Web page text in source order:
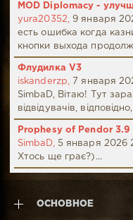
MOD Diplomacy -
yura20352, 9 января
есть ошибка когда
кнопки выхода
Флудилка V3
iskanderzp, 7 января
SimbaD, Вітаю! Тут
відвідувачів,
Prophesy of Pendor 3.9
SimbaD, 5 января 2026
Хтось ще грає?)...
ОСНОВНОЕ